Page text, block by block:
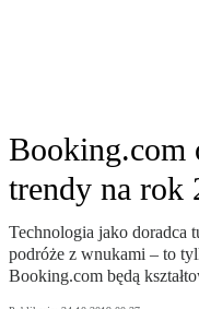
Booking.com
trendy na rok
Technologia jako doradca
podróże z wnukami – to
Booking.com będą